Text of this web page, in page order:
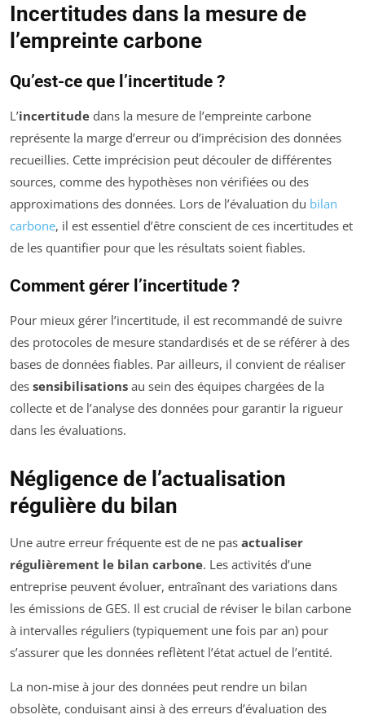
Incertitudes dans la mesure de
l’empreinte carbone
Qu’est-ce que l’incertitude ?
L’incertitude dans la mesure de l’empreinte carbone
représente la marge d’erreur ou d’imprécision des données
recueillies. Cette imprécision peut découler de différentes
sources, comme des hypothèses non vérifiées ou des
approximations des données. Lors de l’évaluation du bilan
carbone, il est essentiel d’être conscient de ces incertitudes et
de les quantifier pour que les résultats soient fiables.
Comment gérer l’incertitude ?
Pour mieux gérer l’incertitude, il est recommandé de suivre
des protocoles de mesure standardisés et de se référer à des
bases de données fiables. Par ailleurs, il convient de réaliser
des sensibilisations au sein des équipes chargées de la
collecte et de l’analyse des données pour garantir la rigueur
dans les évaluations.
Négligence de l’actualisation
régulière du bilan
Une autre erreur fréquente est de ne pas actualiser
régulièrement le bilan carbone. Les activités d’une
entreprise peuvent évoluer, entraînant des variations dans
les émissions de GES. Il est crucial de réviser le bilan carbone
à intervalles réguliers (typiquement une fois par an) pour
s’assurer que les données reflètent l’état actuel de l’entité.
La non-mise à jour des données peut rendre un bilan
obsolète, conduisant ainsi à des erreurs d’évaluation des